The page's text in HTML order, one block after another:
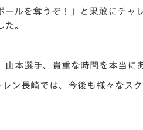
ームタウン活動
ールを奪うぞ！」と果敢にチ
た。
山本選手、貴重な時間を本当に
ン長崎では、今後も様々なス